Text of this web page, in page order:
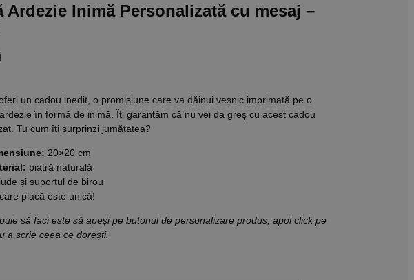
Ardezie Inimă Personalizată cu mesaj –
un cadou inedit, o promisiune care va dăinui veșnic imprimată pe o
în formă de inimă. Îți garantăm că nu vei da greș cu acest cadou
Tu cum îți surprinzi jumătatea?
20×20 cm
piatră naturală
și suportul de birou
placă este unică!
să faci este să apeși pe butonul de personalizare produs, apoi click pe
a scrie ceea ce dorești.